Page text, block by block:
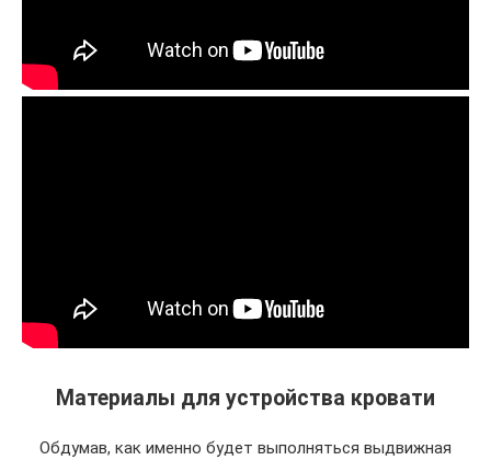
Материалы для устройства кровати
Обдумав, как именно будет выполняться выдвижная